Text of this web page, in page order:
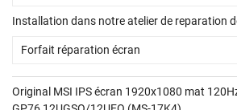
Installation dans notre atelier de reparation
Forfait réparation écran
Original MSI IPS écran 1920x1080 mat